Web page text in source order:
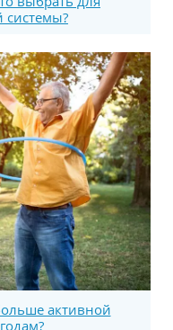
активной